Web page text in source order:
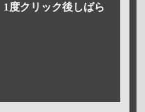
度クリック後しばら